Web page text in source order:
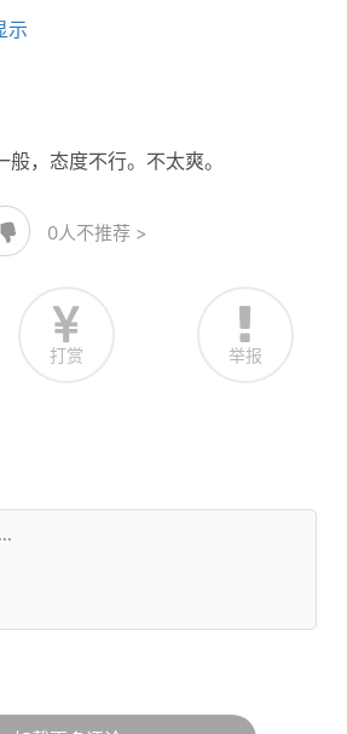
示
，态度不行。不太爽。
0人不推荐 >
打赏 举报